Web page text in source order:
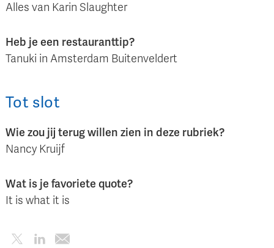
Alles van Karin Slaughter
Heb je een restauranttip?
Tanuki in Amsterdam Buitenveldert
Tot slot
Wie zou jij terug willen zien in deze rubriek?
Nancy Kruijf
Wat is je favoriete quote?
It is what it is